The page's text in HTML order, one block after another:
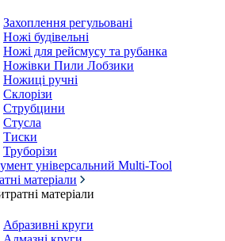
Захоплення регульовані
Ножі будівельні
Ножі для рейсмусу та рубанка
Ножівки Пили Лобзики
Ножиці ручні
Склорізи
Струбцини
Стусла
Тиски
Труборізи
універсальний Multi-Tool
матеріали
матеріали
Абразивні круги